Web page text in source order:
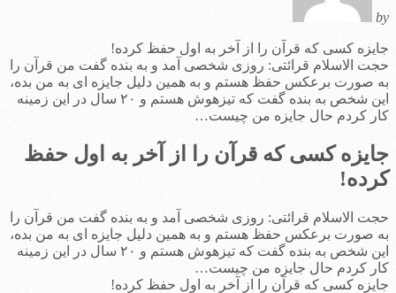
by
جایزه کسی که قرآن را از آخر به اول حفظ کرده!
حجت الاسلام قرائتی: روزی شخصی آمد و به بنده گفت من قرآن را
به صورت برعکس حفظ هستم و به همین دلیل جایزه ای به من بده،
این شخص به بنده گفت که تیزهوش هستم و ۲۰ سال در این زمینه
کار کردم حال جایزه من چیست…
جایزه کسی که قرآن را از آخر به اول حفظ
کرده!
حجت الاسلام قرائتی: روزی شخصی آمد و به بنده گفت من قرآن را
به صورت برعکس حفظ هستم و به همین دلیل جایزه ای به من بده،
این شخص به بنده گفت که تیزهوش هستم و ۲۰ سال در این زمینه
کار کردم حال جایزه من چیست…
جایزه کسی که قرآن را از آخر به اول حفظ کرده!